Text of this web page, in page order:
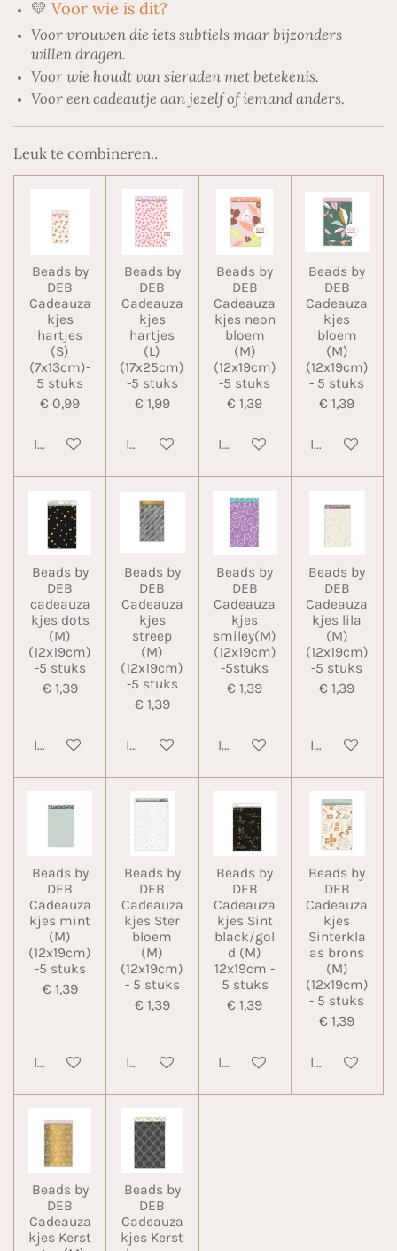
💛 Voor wie is dit?
Voor vrouwen die iets subtiels maar bijzonders
willen dragen.
Voor wie houdt van sieraden met betekenis.
Voor een cadeautje aan jezelf of iemand anders.
Leuk te combineren..
Beads by
DEB
Cadeauza
kjes
hartjes
(S)
(7x13cm)-
5 stuks
€ 0,99
In winkelwagen
Beads by
DEB
Cadeauza
kjes
hartjes
(L)
(17x25cm)
-5 stuks
€ 1,99
In winkelwagen
Beads by
DEB
Cadeauza
kjes neon
bloem
(M)
(12x19cm)
-5 stuks
€ 1,39
In winkelwagen
Beads by
DEB
Cadeauza
kjes
bloem
(M)
(12x19cm)
- 5 stuks
€ 1,39
In
Beads by
DEB
cadeauza
kjes dots
(M)
(12x19cm)
-5 stuks
€ 1,39
In winkelwagen
Beads by
DEB
Cadeauza
kjes
streep
(M)
(12x19cm)
-5 stuks
€ 1,39
In winkelwagen
Beads by
DEB
Cadeauza
kjes
smiley(M)
(12x19cm)
-5stuks
€ 1,39
In winkelwagen
Beads by
DEB
Cadeauza
kjes lila
(M)
(12x19cm)
-5 stuks
€ 1,39
In
Beads by
DEB
Cadeauza
kjes mint
(M)
(12x19cm)
-5 stuks
€ 1,39
In winkelwagen
Beads by
DEB
Cadeauza
kjes Ster
bloem
(M)
(12x19cm)
- 5 stuks
€ 1,39
In winkelwagen
Beads by
DEB
Cadeauza
kjes Sint
black/gol
d (M)
12x19cm -
5 stuks
€ 1,39
In winkelwagen
Beads by
DEB
Cadeauza
kjes
Sinterkla
as brons
(M)
(12x19cm)
- 5 stuks
€ 1,39
In
Beads by
DEB
Cadeauza
kjes Kerst
Beads by
DEB
Cadeauza
kjes Kerst